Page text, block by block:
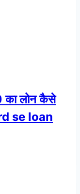
का लोन कैसे
se loan